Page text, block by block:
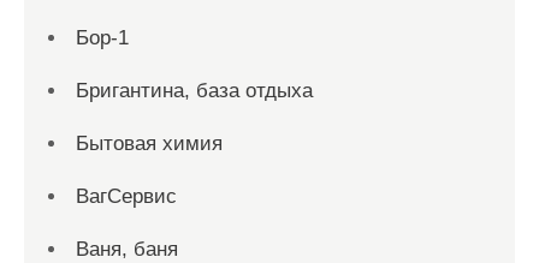
Бор-1
Бригантина, база отдыха
Бытовая химия
ВагСервис
Ваня, баня